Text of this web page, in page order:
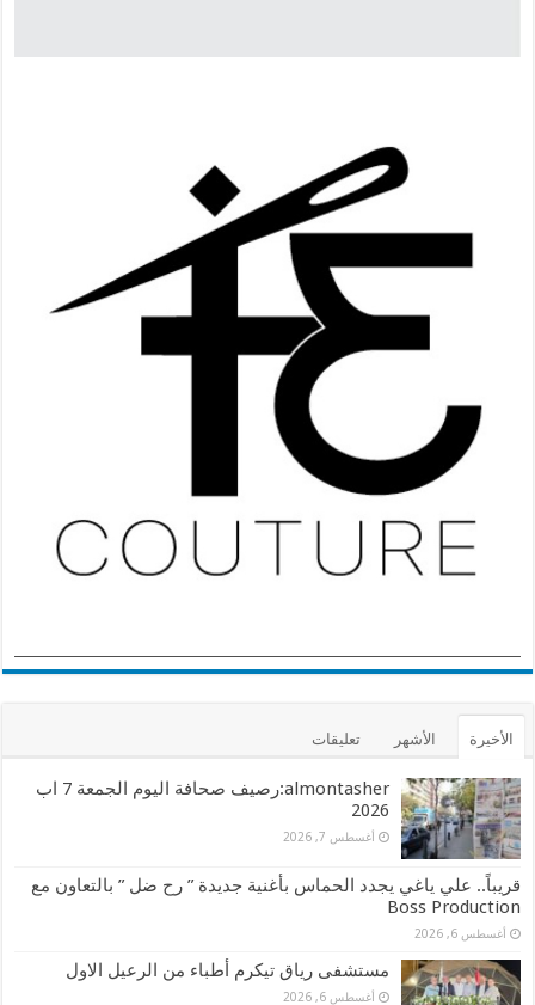
الأخيرة الأشهر تعليقات
almontasher:رصيف صحافة اليوم الجمعة 7 اب
2026
أغسطس 7, 2026
قريباً.. علي ياغي يجدد الحماس بأغنية جديدة ” رح ضل ” بالتعاون مع
Boss Production
أغسطس 6, 2026
مستشفى رياق تيكرم أطباء من الرعيل الاول
أغسطس 6, 2026